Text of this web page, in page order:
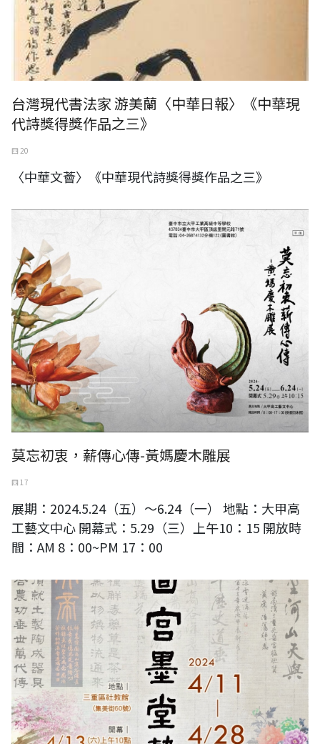
台灣現代書法家 游美蘭〈中華日報〉《中華現
代詩獎得獎作品之三》
四 20
〈中華文薈〉《中華現代詩獎得獎作品之三》
莫忘初衷，薪傳心傳-黃媽慶木雕展
四 17
展期：2024.5.24（五）～6.24（一） 地點：大甲高
工藝文中心 開幕式：5.29（三）上午10：15 開放時
間：AM 8：00~PM 17：00